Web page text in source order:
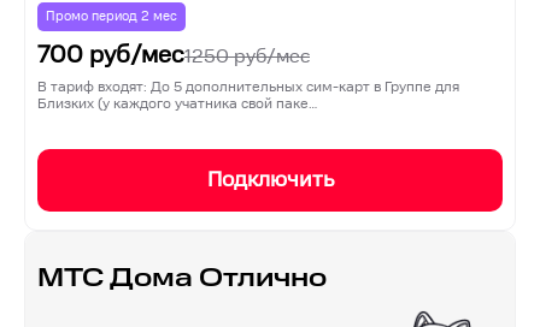
Промо период 2 мес
700 руб/мес1250руб/мес
В тариф входят: До 5 дополнительных сим-карт в Группе для
Близких (у каждого учатника свой паке…
Подключить
МТС Дома Отлично